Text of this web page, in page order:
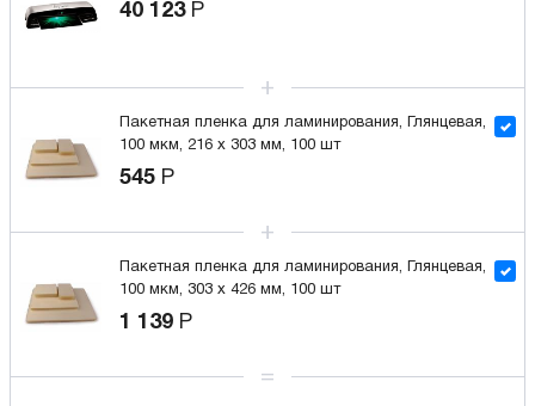
40 123 Р
Пакетная пленка для ламинирования, Глянцевая,
100 мкм, 216 x 303 мм, 100 шт
545 Р
Пакетная пленка для ламинирования, Глянцевая,
100 мкм, 303 x 426 мм, 100 шт
1 139 Р